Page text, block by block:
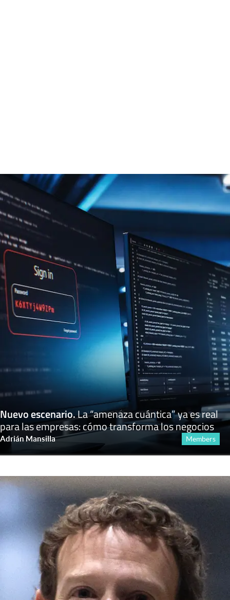
Nuevo escenario.La “amenaza cuántica” ya es real
para las empresas: cómo transforma los negocios
Adrián Mansilla Members